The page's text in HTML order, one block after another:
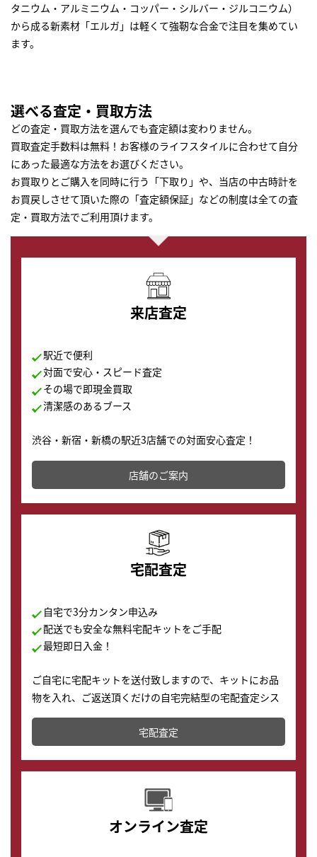
タニウム・アルミニウム・コッパー・シルバー・ジルコニウム）
から成る新素材「エルガ」は軽くて強靭な合金で注目を集めてい
ます。
選べる査定・買取方法
どの査定・買取方法を選んでも査定額は変わりません。
買取査定手数料は無料！お客様のライフスタイルに合わせて自分
にあった最適な方法をお選びください。
お買取りとご購入を同時に行う「下取り」や、当店の中古時計を
お買戻しさせて頂いた際の「査定額保証」などの制度は全ての査
定・買取方法でご利用頂けます。
来店査定
駅近で便利
対面で安心・スピード査定
その場で即現金買取
清潔感のあるブース
渋谷・新宿・新橋の駅近3店舗での対面安心査定！
その場で現金買取致します。渋谷本店では、時計販売の
店舗を併設しており、下取りに出してお得に新しい時計
の購入もできます♪
店舗のご案内
宅配査定
自宅で3分カンタン申込み
配送でも安全な無料宅配キットをご手配
最短即日入金！
ご自宅に宅配キットを送付致しますので、キットにお品
物を入れ、ご返送頂くだけの自宅完結型の宅配査定シス
テムです。
配送でも簡単&安全に査定・買取に出すことが可能で
す。
宅配査定
オンライン査定